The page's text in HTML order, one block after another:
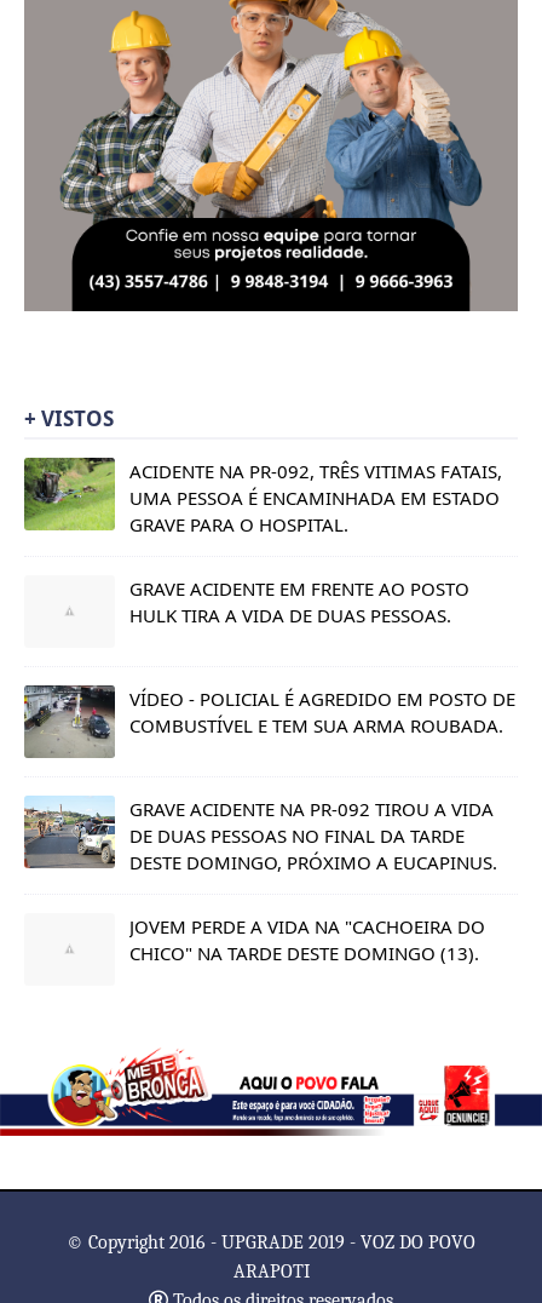
+ VISTOS
ACIDENTE NA PR-092, TRÊS VITIMAS FATAIS,
UMA PESSOA É ENCAMINHADA EM ESTADO
GRAVE PARA O HOSPITAL.
GRAVE ACIDENTE EM FRENTE AO POSTO
HULK TIRA A VIDA DE DUAS PESSOAS.
VÍDEO - POLICIAL É AGREDIDO EM POSTO DE
COMBUSTÍVEL E TEM SUA ARMA ROUBADA.
GRAVE ACIDENTE NA PR-092 TIROU A VIDA
DE DUAS PESSOAS NO FINAL DA TARDE
DESTE DOMINGO, PRÓXIMO A EUCAPINUS.
JOVEM PERDE A VIDA NA "CACHOEIRA DO
CHICO" NA TARDE DESTE DOMINGO (13).
© Copyright 2016 - UPGRADE 2019 - VOZ DO POVO
ARAPOTI